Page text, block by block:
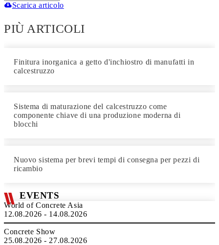
Scarica articolo
PIÙ ARTICOLI
Finitura inorganica a getto d'inchiostro di manufatti in
calcestruzzo
Sistema di maturazione del calcestruzzo come
componente chiave di una produzione moderna di
blocchi
Nuovo sistema per brevi tempi di consegna per pezzi di
ricambio
EVENTS
World of Concrete Asia
12.08.2026 - 14.08.2026
Concrete Show
25.08.2026 - 27.08.2026